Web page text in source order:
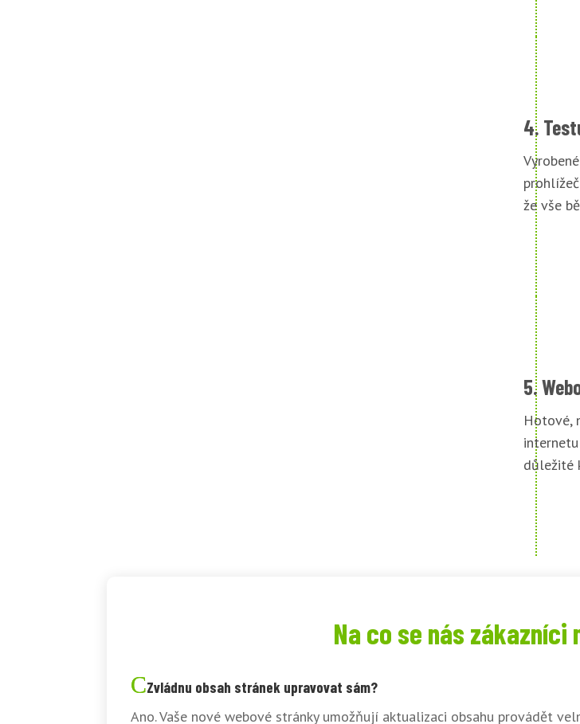
4.
že vše
5.
Hotové,
důležité
Na co se nás
Zvládnu obsah stránek upravovat sám?
Ano. Vaše nové webové stránky umožňují aktualizaci obsahu provádět